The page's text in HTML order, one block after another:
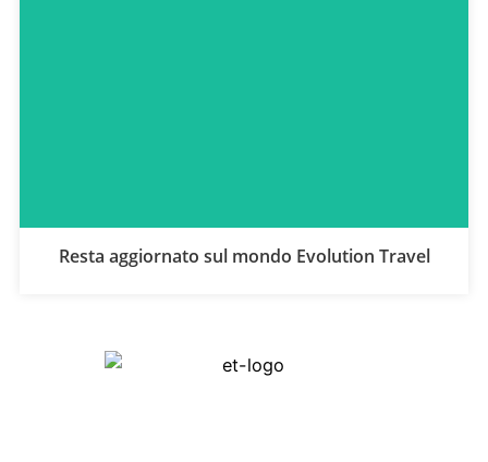
Resta aggiornato sul mondo Evolution Travel